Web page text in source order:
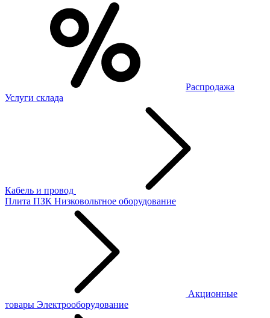
Распродажа
Услуги склада
Кабель и провод
Плита ПЗК Низковольтное оборудование
Акционные
товары Электрооборудование